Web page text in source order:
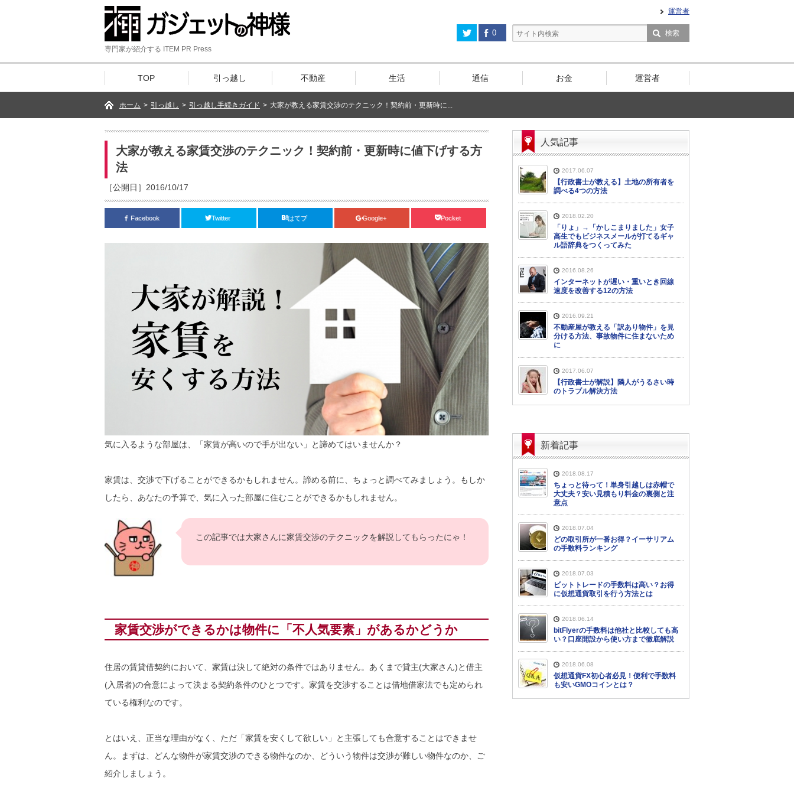
0
運営者
専門家が紹介する ITEM PR Press
TOP 引っ越し 不動産 生活 通信 お金 運営者
ホーム > 引っ越し > 引っ越し手続きガイド > 大家が教える家賃交渉のテクニック！契約前・更新時に...
大家が教える家賃交渉のテクニック！契約前・更新時に値下げする方
法
［公開日］2016/10/17
Facebook Twitter はてブ Google+ Pocket
気に入るような部屋は、「家賃が高いので手が出ない」と諦めてはいませんか？
家賃は、交渉で下げることができるかもしれません。諦める前に、ちょっと調べてみましょう。もしか
したら、あなたの予算で、気に入った部屋に住むことができるかもしれません。
この記事では大家さんに家賃交渉のテクニックを解説してもらったにゃ！
家賃交渉ができるかは物件に「不人気要素」があるかどうか
住居の賃貸借契約において、家賃は決して絶対の条件ではありません。あくまで貸主(大家さん)と借主
(入居者)の合意によって決まる契約条件のひとつです。家賃を交渉することは借地借家法でも定められ
ている権利なのです。
とはいえ、正当な理由がなく、ただ「家賃を安くして欲しい」と主張しても合意することはできませ
ん。まずは、どんな物件が家賃交渉のできる物件なのか、どういう物件は交渉が難しい物件なのか、ご
紹介しましょう。
人気記事
2017.06.07
【行政書士が教える】土地の所有者を
調べる4つの方法
2018.02.20
「りょ」→「かしこまりました」女子
高生でもビジネスメールが打てるギャ
ル語辞典をつくってみた
2016.08.26
インターネットが遅い・重いとき回線
速度を改善する12の方法
2016.09.21
不動産屋が教える「訳あり物件」を見
分ける方法、事故物件に住まないため
に
2017.06.07
【行政書士が解説】隣人がうるさい時
のトラブル解決方法
新着記事
2018.08.17
ちょっと待って！単身引越しは赤帽で
大丈夫？安い見積もり料金の裏側と注
意点
2018.07.04
どの取引所が一番お得？イーサリアム
の手数料ランキング
2018.07.03
ビットトレードの手数料は高い？お得
に仮想通貨取引を行う方法とは
2018.06.14
bitFlyerの手数料は他社と比較しても高
い？口座開設から使い方まで徹底解説
2018.06.08
仮想通貨FX初心者必見！便利で手数料
も安いGMOコインとは？